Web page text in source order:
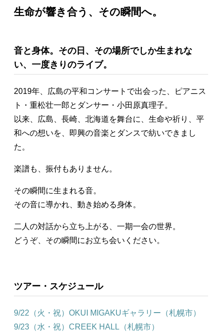
生命が響き合う、その瞬間へ。
音と身体。その日、その場所でしか生まれな
い、一度きりのライブ。
2019年、広島の平和コンサートで出会った、ピアニス
ト・重松壮一郎とダンサー・小田原真理子。
以来、広島、長崎、北海道を舞台に、生命や祈り、平
和への想いを、即興の音楽とダンスで紡いできまし
た。
楽譜も、振付もありません。
その瞬間に生まれる音。
その音に導かれ、動き始める身体。
二人の対話から立ち上がる、一期一会の世界。
どうぞ、その瞬間にお立ち会いください。
ツアー・スケジュール
9/22（火・祝）OKUI MIGAKUギャラリー（札幌市）
9/23（水・祝）CREEK HALL（札幌市）